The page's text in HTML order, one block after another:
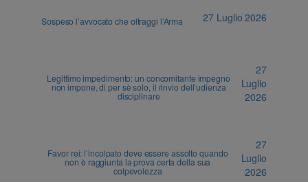
Sospeso l’avvocato che oltraggi l’Arma 27 Luglio 2026
Legittimo impedimento: un concomitante impegno
non impone, di per sè solo, il rinvio dell’udienza
disciplinare
27
Luglio
2026
Favor rei: l’incolpato deve essere assolto quando
non è raggiunta la prova certa della sua
colpevolezza
27
Luglio
2026